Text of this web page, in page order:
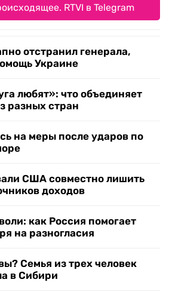
RTVI в Telegram
отстранил генерала,
Украине
любят»: что объединяет
разных стран
на меры после ударов по
США совместно лишить
доходов
как Россия помогает
на разногласия
Семья из трех человек
в Сибири